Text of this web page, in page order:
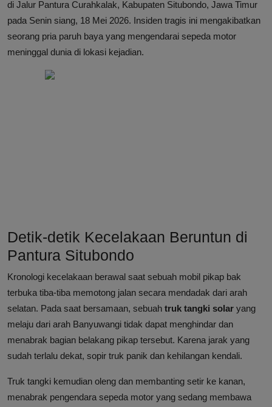
di Jalur Pantura Curahkalak, Kabupaten Situbondo, Jawa Timur
pada Senin siang, 18 Mei 2026. Insiden tragis ini mengakibatkan
seorang pria paruh baya yang mengendarai sepeda motor
meninggal dunia di lokasi kejadian.
Detik-detik Kecelakaan Beruntun di
Pantura Situbondo
Kronologi kecelakaan berawal saat sebuah mobil pikap bak
terbuka tiba-tiba memotong jalan secara mendadak dari arah
selatan. Pada saat bersamaan, sebuah truk tangki solar yang
melaju dari arah Banyuwangi tidak dapat menghindar dan
menabrak bagian belakang pikap tersebut. Karena jarak yang
sudah terlalu dekat, sopir truk panik dan kehilangan kendali.
Truk tangki kemudian oleng dan membanting setir ke kanan,
menabrak pengendara sepeda motor yang sedang membawa